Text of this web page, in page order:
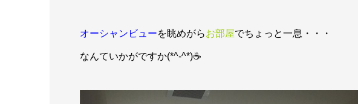
オーシャンビューを眺めがらお部屋でちょっと一息・・・
なんていかがですか(*^-^*)☕